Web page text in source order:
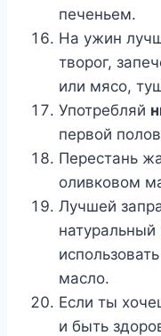
печеньем.
На ужин
творог,
или мясо,
Употребляй
первой
Перестань
оливковом
Лучшей
масло.
Если ты
и быть